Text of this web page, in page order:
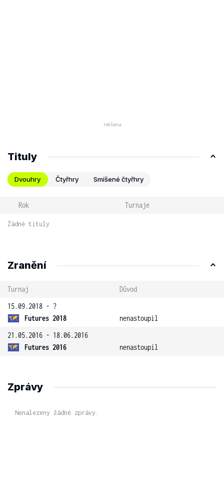
Tituly
Dvouhry Čtyřhry Smíšené čtyřhry
Rok Turnaje
Žádné tituly
Zranění
Turnaj
Důvod
15.09.2018 - ?
Futures 2018
nenastoupil
21.05.2016 - 18.06.2016
Futures 2016
nenastoupil
Zprávy
Nenalezeny žádné zprávy.